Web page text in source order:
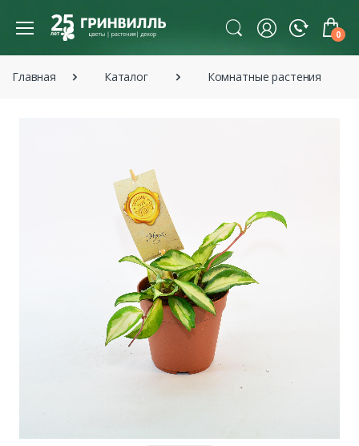
0
Главная Каталог Комнатные растения